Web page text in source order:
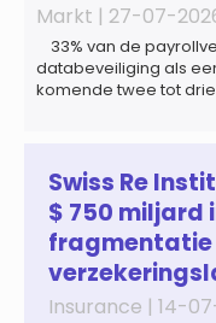
Markt | 27-07-
33% van de
databeveiliging als
komende twee tot
zich steeds vaker tot
43% van […]
Swiss Re
$ 750 miljard
fragmentatie
Insurance | 14-